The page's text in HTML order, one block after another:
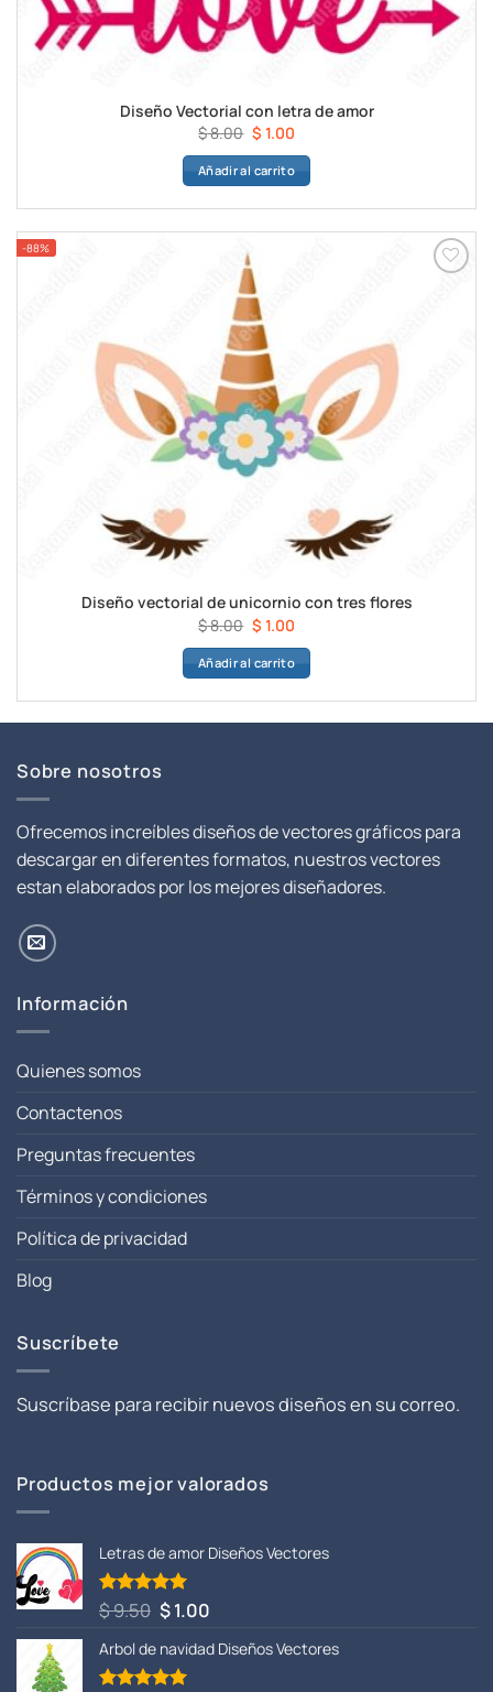
Diseño Vectorial con letra de amor
$8.00 El
precio
original
$ 8.00.
$ 1.00El
precio
actual
$ 1.00.
Añadir al carrito
-88%
Diseño vectorial de unicornio con tres flores
$8.00 El
precio
original
$ 8.00.
$ 1.00El
precio
actual
$ 1.00.
Añadir al carrito
Sobre nosotros
Ofrecemos increíbles diseños de vectores gráficos para
descargar en diferentes formatos, nuestros vectores
estan elaborados por los mejores diseñadores.
Información
Quienes somos
Contactenos
Preguntas frecuentes
Términos y condiciones
Política de privacidad
Blog
Suscríbete
Suscríbase para recibir nuevos diseños en su correo.
Productos mejor valorados
Letras de amor Diseños Vectores
Valorado
con
de 5
$9.50 El
original
era:
$1.00El
actual
Arbol de navidad Diseños Vectores